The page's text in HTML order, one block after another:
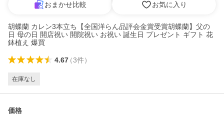
おまかせ比較 お気に入り
胡蝶蘭 カレン3本立ち【全国洋らん品評会金賞受賞胡蝶蘭】父の
日 母の日 開店祝い 開院祝い お祝い 誕生日 プレゼント ギフト 花
鉢植え 爆買
4.67（3件）
在庫なし
価格